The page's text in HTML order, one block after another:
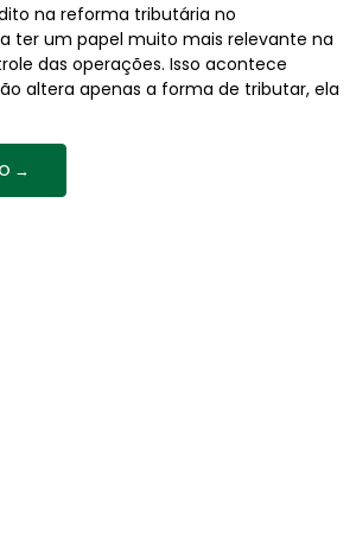
na reforma tributária no
ter um papel muito mais relevante na
das operações. Isso acontece
altera apenas a forma de tributar, ela
→